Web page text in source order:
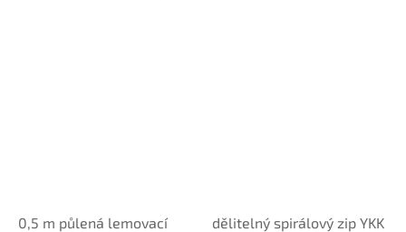
0,5 m půlená lemovací
dělitelný spirálový zip YKK